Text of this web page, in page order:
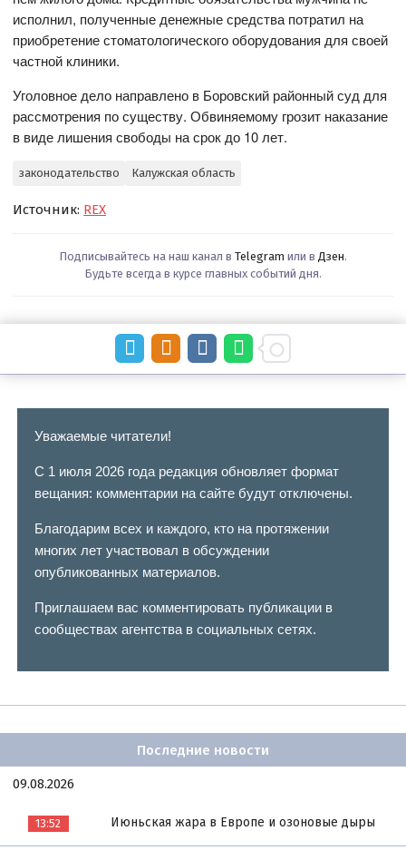
исполнил, полученные денежные средства потратил на
приобретение стоматологического оборудования для своей
частной клиники.
Уголовное дело направлено в Боровский районный суд для
рассмотрения по существу. Обвиняемому грозит наказание
в виде лишения свободы на срок до 10 лет.
законодательство Калужская область
Источник: REX
Подписывайтесь на наш канал в Telegram или в Дзен.
Будьте всегда в курсе главных событий дня.
Уважаемые читатели!
С 1 июля 2026 года редакция обновляет формат
вещания: комментарии на сайте будут отключены.
Благодарим всех и каждого, кто на протяжении
многих лет участвовал в обсуждении
опубликованных материалов.
Приглашаем вас комментировать публикации в
сообществах агентства в социальных сетях.
Последние новости
09.08.2026
13:52 Июньская жара в Европе и озоновые дыры